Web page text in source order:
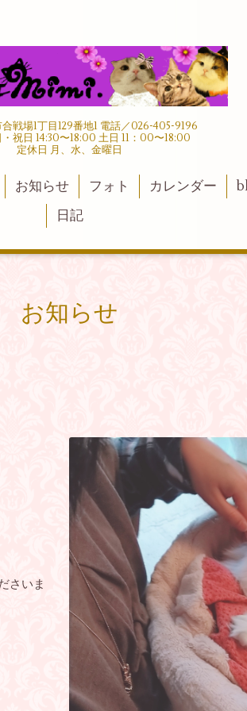
戦場1丁目129番地1 電話／026-405-9196
祝日 14:30〜18:00 土日 11：00〜18:00
定休日 月、水、金曜日
お知らせ フォト カレンダー
日記
お知らせ
さいま